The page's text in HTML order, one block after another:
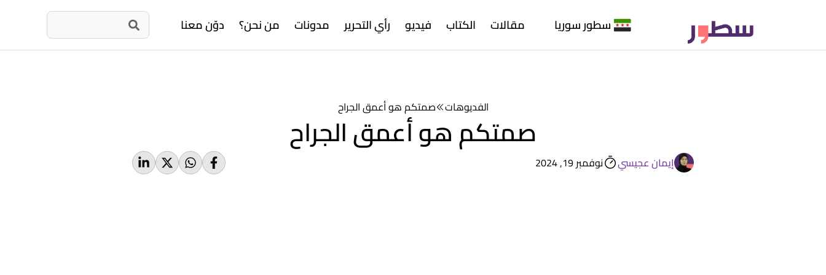
سطور سوريا مقالات الكتاب فيديو رأي التحرير مدونات من نحن؟ دوّن معنا
الفديوهات صمتكم هو أعمق الجراح
صمتكم هو أعمق الجراح
إيمان عجيسي نوفمبر 19, 2024